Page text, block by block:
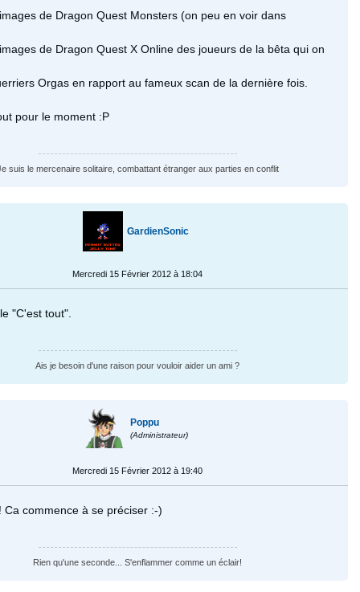
de Dragon Quest Monsters (on peu en voir dans
de Dragon Quest X Online des joueurs de la bêta qui on
Orgas en rapport au fameux scan de la dernière fois.
pour le moment :P
suis le mercenaire solitaire, combattant étranger aux parties en conflit
GardienSonic
Mercredi 15 Février 2012 à 18:04
"C'est tout".
Ais je besoin d'une raison pour vouloir aider un ami ?
Poppu
(Administrateur)
Mercredi 15 Février 2012 à 19:40
Ca commence à se préciser :-)
Rien qu'une seconde... S'enflammer comme un éclair!